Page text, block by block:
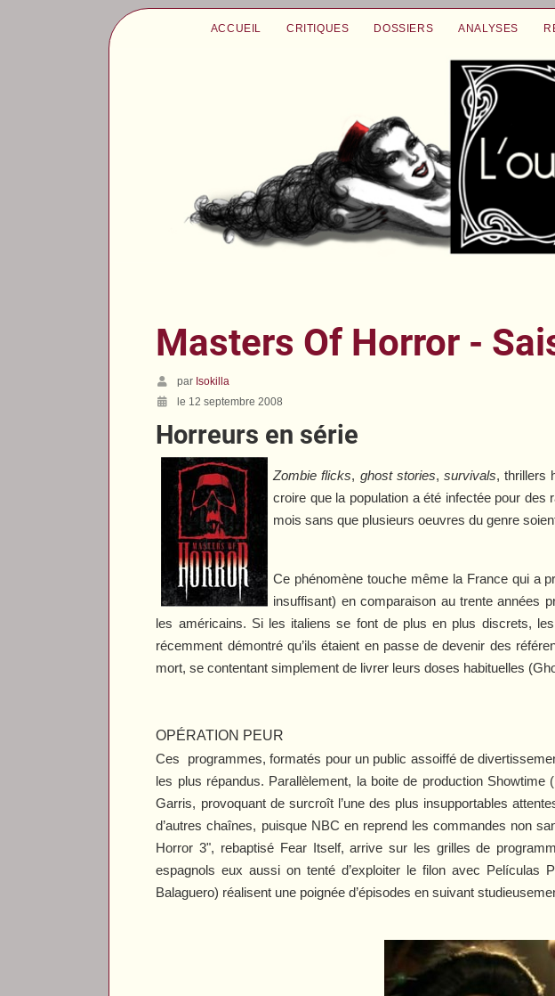
ACCUEIL CRITIQUES DOSSIERS ANALYSES
Masters Of Horror -
par Isokilla
le 12 septembre 2008
Horreurs en série
Zombie flicks, ghost stories, survivals, thrillers
croire que la population a été infectée pour
mois sans que plusieurs oeuvres du genre
Ce phénomène touche même la France qui a
insuffisant) en comparaison au trente années
les américains. Si les italiens se font de plus en plus discrets,
récemment démontré qu’ils étaient en passe de devenir des
mort, se contentant simplement de livrer leurs doses habituelles (
OPÉRATION PEUR
Ces programmes, formatés pour un public assoiffé de
les plus répandus. Parallèlement, la boite de production Showtime (
Garris, provoquant de surcroît l’une des plus insupportables
d’autres chaînes, puisque NBC en reprend les commandes non
Horror 3", rebaptisé Fear Itself, arrive sur les grilles de
espagnols eux aussi on tenté d’exploiter le filon avec Películas
Balaguero) réalisent une poignée d’épisodes en suivant